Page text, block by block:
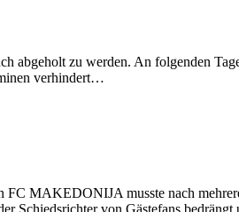
zu werden. An folgenden
verhindert…
MAKEDONIJA musste nach
von Gästefans bedrängt